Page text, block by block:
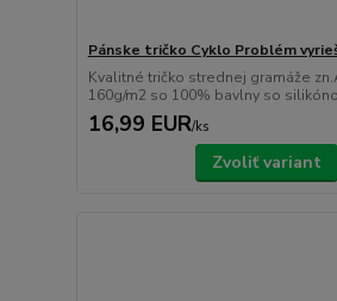
Pánske tričko Cyklo Problém
Kvalitné tričko strednej gramáže
160g/m2 so 100% bavlny so
16,99 EUR/ks
Zvoliť variant